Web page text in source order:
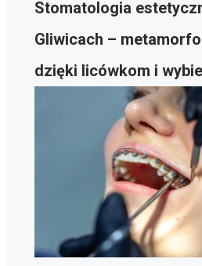
Stomatologia
Gliwicach –
dzięki licówkom i